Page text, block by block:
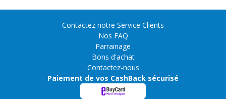
Contactez notre Service Clients
Nos FAQ
Parrainage
Bons d'achat
Contactez-nous
Paiement de vos CashBack sécurisé